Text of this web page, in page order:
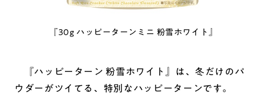
『30g ハッピーターンミニ 粉雪ホワイト』
『ハッピーターン 粉雪ホワイト』は、冬だけのパ
ウダーがツイてる、特別なハッピーターンです。